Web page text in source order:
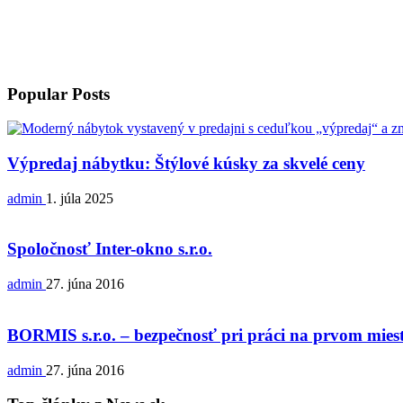
Popular Posts
Výpredaj nábytku: Štýlové kúsky za skvelé ceny
admin 1. júla 2025
Spoločnosť Inter-okno s.r.o.
admin 27. júna 2016
BORMIS s.r.o. – bezpečnosť pri práci na prvom
admin 27. júna 2016